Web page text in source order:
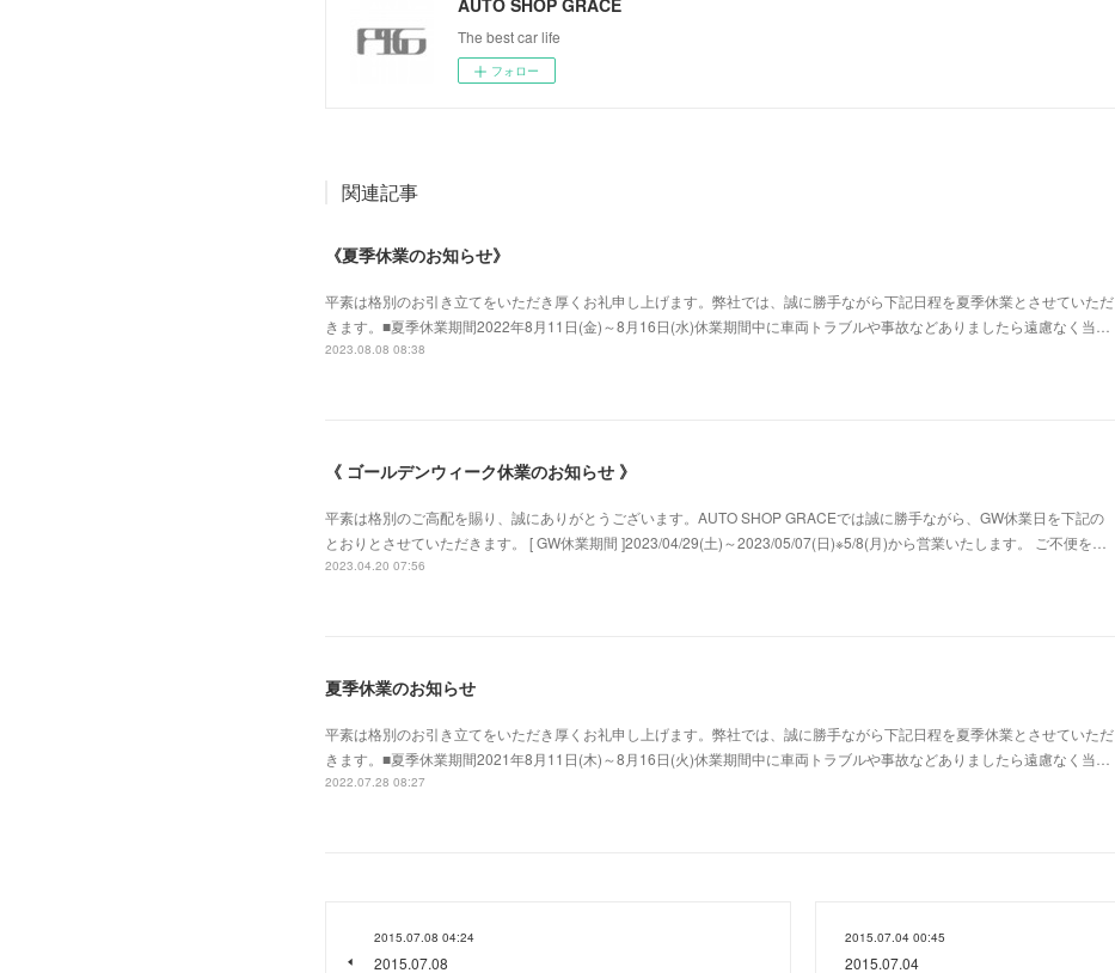
AUTO SHOP GRACE
The best car life
フォロー
関連記事
《夏季休業のお知らせ》
平素は格別のお引き立てをいただき厚くお礼申し上げます。弊社では、誠に勝手ながら下記日程を夏季休業とさせていただ
きます。■夏季休業期間2022年8月11日(金)～8月16日(水)休業期間中に車両トラブルや事故などありましたら遠慮なく当…
2023.08.08 08:38
《 ゴールデンウィーク休業のお知らせ 》
平素は格別のご高配を賜り、誠にありがとうございます。AUTO SHOP GRACEでは誠に勝手ながら、GW休業日を下記の
とおりとさせていただきます。 [ GW休業期間 ]2023/04/29(土)～2023/05/07(日)※5/8(月)から営業いたします。 ご不便を…
2023.04.20 07:56
夏季休業のお知らせ
平素は格別のお引き立てをいただき厚くお礼申し上げます。弊社では、誠に勝手ながら下記日程を夏季休業とさせていただ
きます。■夏季休業期間2021年8月11日(木)～8月16日(火)休業期間中に車両トラブルや事故などありましたら遠慮なく当…
2022.07.28 08:27
2015.07.08 04:24
2015.07.08
2015.07.04 00:45
2015.07.04